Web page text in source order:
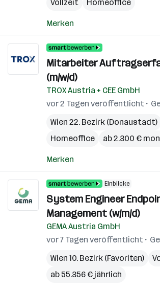
Vollzeit
Homeoffice
Merken
Mitarbeiter
(m/w/d)
TROX Austria + CEE GmbH
vor 2 Tagen veröffentlicht
Wien 22. Bezirk (Donaustadt)
Homeoffice
ab 2.300 €
Merken
Einblicke
System Engineer
Management (w/m/d)
GEMA Austria GmbH
vor 7 Tagen veröffentlicht
Wien 10. Bezirk (Favoriten)
ab 55.356 € jährlich